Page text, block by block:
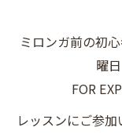
ミロンガ前の初
曜
FOR
レッスンにご参